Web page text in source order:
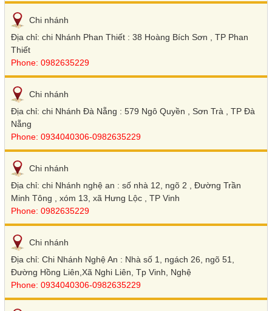
Chi nhánh
Địa chỉ: chi Nhánh Phan Thiết : 38 Hoàng Bích Sơn , TP Phan
Thiết
Phone: 0982635229
Chi nhánh
Địa chỉ: chi Nhánh Đà Nẵng : 579 Ngô Quyền , Sơn Trà , TP Đà
Nẵng
Phone: 0934040306-0982635229
Chi nhánh
Địa chỉ: chi Nhánh nghệ an : số nhà 12, ngõ 2 , Đường Trần
Minh Tông , xóm 13, xã Hưng Lộc , TP Vinh
Phone: 0982635229
Chi nhánh
Địa chỉ: Chi Nhánh Nghệ An : Nhà số 1, ngách 26, ngõ 51,
Đường Hồng Liên,Xã Nghi Liên, Tp Vinh, Nghệ
Phone: 0934040306-0982635229